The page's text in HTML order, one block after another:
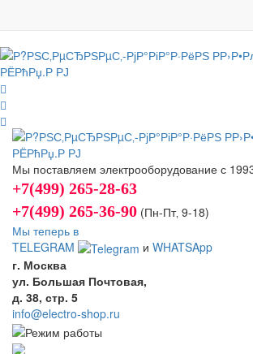
Мы поставляем электрооборудование с
+7(499) 265-28-63
+7(499) 265-36-90 (Пн-Пт‚ 9-18)
Мы теперь в
TELEGRAM
и WHATSApp
г. Москва
ул. Большая Почтовая,
д. 38, стр. 5
info@electro-shop.ru